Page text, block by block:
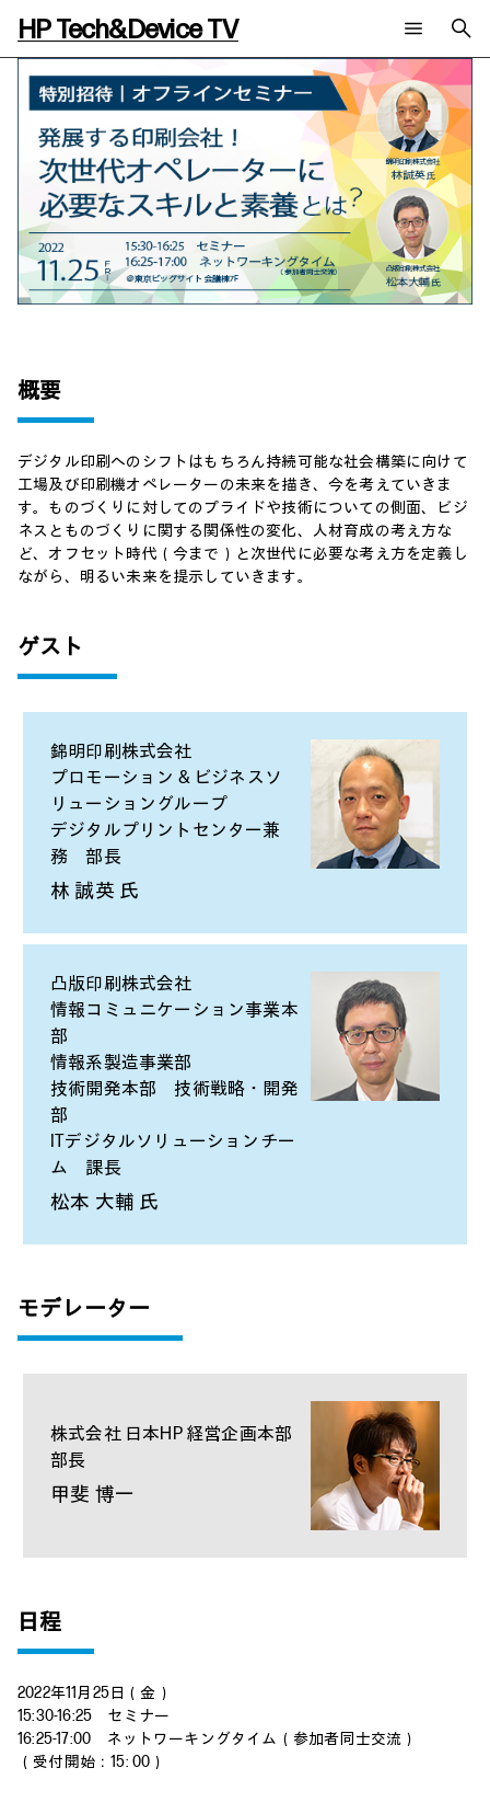
HP Tech&Device TV
新着コンテンツ
全てのコンテンツ
チャンネル
AIの進化と活用事例
製品トレンド & レビュー
サイバーセキュリティ
教育とテクノロジー
自治体・公共
プリンター
タグ
事例
イベントレポート
AI PC
AIワークステーション
Poly
イベント・コラム
イベント・セミナー情報
コラム一覧
ご相談
メールニュース会員登録
日本HP 公式Webサイト
検索
HP Tech&Device TV 内のコンテンツを検索します。
概要
デジタル印刷へのシフトはもちろん持続可能な社会構築に向けて
工場及び印刷機オペレーターの未来を描き、今を考えていきま
す。ものづくりに対してのプライドや技術についての側面、ビジ
ネスとものづくりに関する関係性の変化、人材育成の考え方な
ど、オフセット時代（今まで）と次世代に必要な考え方を定義し
ながら、明るい未来を提示していきます。
ゲスト
錦明印刷株式会社
プロモーション & ビジネスソ
リューショングループ
デジタルプリントセンター兼
務 部長
林 誠英 氏
凸版印刷株式会社
情報コミュニケーション事業本
部
情報系製造事業部
技術開発本部 技術戦略・開発
部
ITデジタルソリューションチー
ム 課長
松本 大輔 氏
モデレーター
株式会社 日本HP 経営企画本部
部長
甲斐 博一
日程
2022年11月25日（金）
15:30-16:25 セミナー
16:25-17:00 ネットワーキングタイム（参加者同士交流）
（受付開始：15: 00）